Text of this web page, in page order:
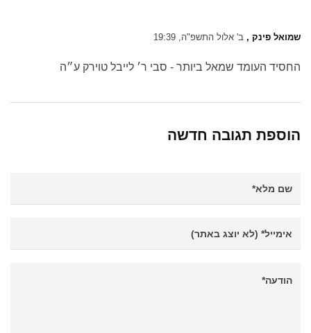
שמואל פינק , ב' אלול התשפ"ה, 19:39
החסיד העומד שמאל ביותר - סבי ר׳ לייבל טוירק ע״ה
הוספת תגובה חדשה